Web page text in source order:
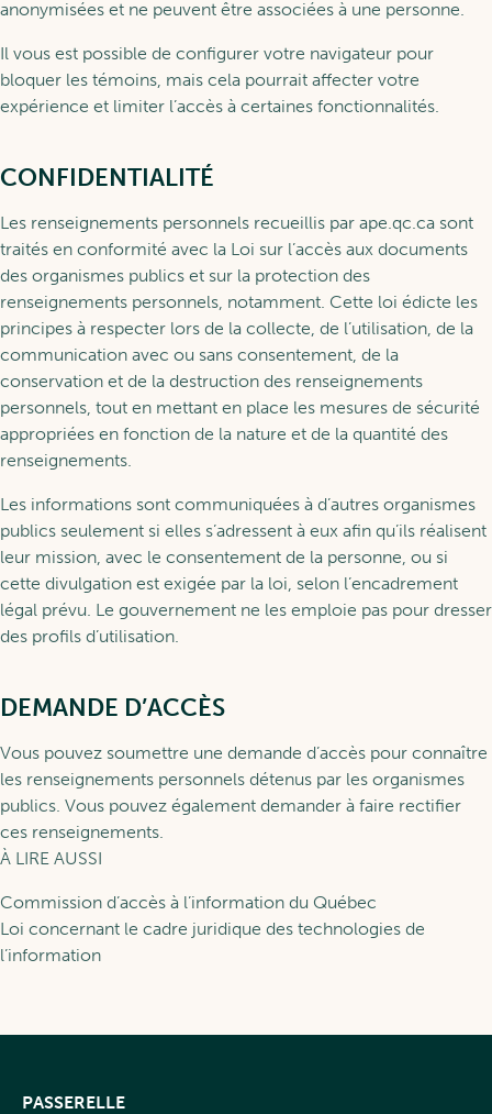
anonymisées et ne peuvent être associées à une personne.
Il vous est possible de configurer votre navigateur pour
bloquer les témoins, mais cela pourrait affecter votre
expérience et limiter l’accès à certaines fonctionnalités.
CONFIDENTIALITÉ
Les renseignements personnels recueillis par ape.qc.ca sont
traités en conformité avec la Loi sur l’accès aux documents
des organismes publics et sur la protection des
renseignements personnels, notamment. Cette loi édicte les
principes à respecter lors de la collecte, de l’utilisation, de la
communication avec ou sans consentement, de la
conservation et de la destruction des renseignements
personnels, tout en mettant en place les mesures de sécurité
appropriées en fonction de la nature et de la quantité des
renseignements.
Les informations sont communiquées à d’autres organismes
publics seulement si elles s’adressent à eux afin qu’ils réalisent
leur mission, avec le consentement de la personne, ou si
cette divulgation est exigée par la loi, selon l’encadrement
légal prévu. Le gouvernement ne les emploie pas pour dresser
des profils d’utilisation.
DEMANDE D’ACCÈS
Vous pouvez soumettre une demande d’accès pour connaître
les renseignements personnels détenus par les organismes
publics. Vous pouvez également demander à faire rectifier
ces renseignements.
À LIRE AUSSI
Commission d’accès à l’information du Québec
Loi concernant le cadre juridique des technologies de
l’information
PASSERELLE